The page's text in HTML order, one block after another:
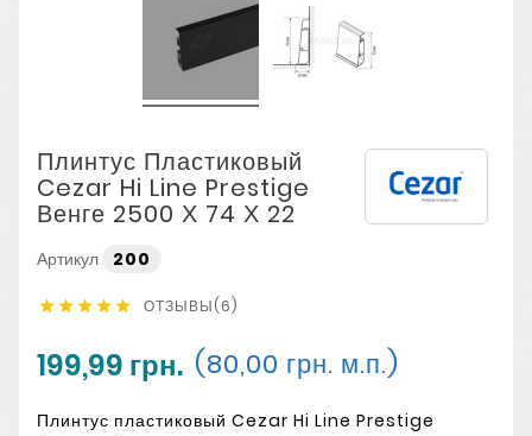
Плинтус Пластиковый
Cezar Hi Line Prestige
Венге 2500 Х 74 Х 22
Артикул 200
     ОТЗЫВЫ(6)
199,99 грн. (80,00 грн. м.п.)
Плинтус пластиковый Cezar Hi Line Prestige